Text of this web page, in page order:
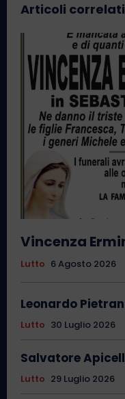
Articoli correlati
Vincenza
Lutto 6 Agosto 2026
Leonardo
Lutto 30 Luglio 2026
Salvatore
Lutto 29 Luglio 2026